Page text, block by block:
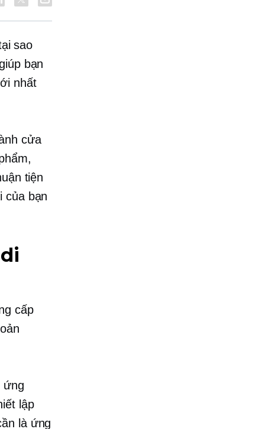
sao
bạn
nhất
cửa
tiện
của bạn
cấp
ứng
lập
là ứng